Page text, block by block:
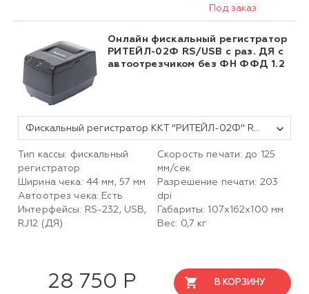
Под заказ
Онлайн фискальный регистратор
РИТЕЙЛ-02Ф RS/USB с раз. ДЯ с
автоотрезчиком без ФН ФФД 1.2
Фискальный регистратор ККТ "РИТЕЙЛ-02Ф" RS/USB с раз. ДЯ с автоотрезчиком (черный) без ФН ФФД 1.2
Тип кассы: фискальный
регистратор
Ширина чека: 44 мм, 57 мм
Автоотрез чека: Есть
Интерфейсы: RS-232, USB,
RJ12 (ДЯ)
Скорость печати: до 125
мм/сек
Разрешение печати: 203
dpi
Габариты: 107х162х100 мм
Вес: 0,7 кг
28 750 Р В КОРЗИНУ